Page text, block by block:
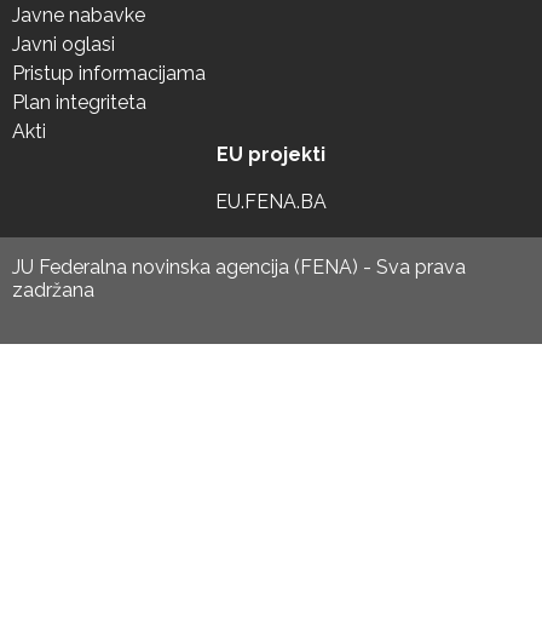
Javne nabavke
Javni oglasi
Pristup informacijama
Plan integriteta
Akti
EU projekti
EU.FENA.BA
JU Federalna novinska agencija (FENA) - Sva prava
zadržana